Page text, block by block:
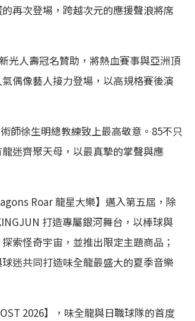
再次登場，跨越次元的應援聲浪將席
光人壽冠名贊助，將熱血賽事與亞洲頂
偶像藝人接力登場，以高規格賽後演
師徐生明總教練致上最高敬意。85不只
迷齊聚天母，以最真摯的掌聲與應
Roar 龍星大樂】邁入第五屆，除
打造專屬銀河舞台，以棒球與
索怪奇宇宙，並推出限定主題商品；
迷共同打造味全龍最盛大的夏季音樂
2026】，味全龍與日職球隊的首度